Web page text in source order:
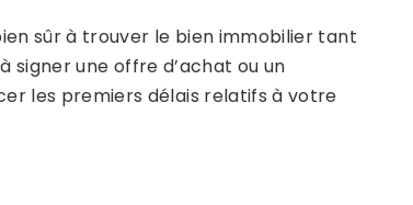
sûr à trouver le bien immobilier tant
signer une offre d’achat ou un
les premiers délais relatifs à votre